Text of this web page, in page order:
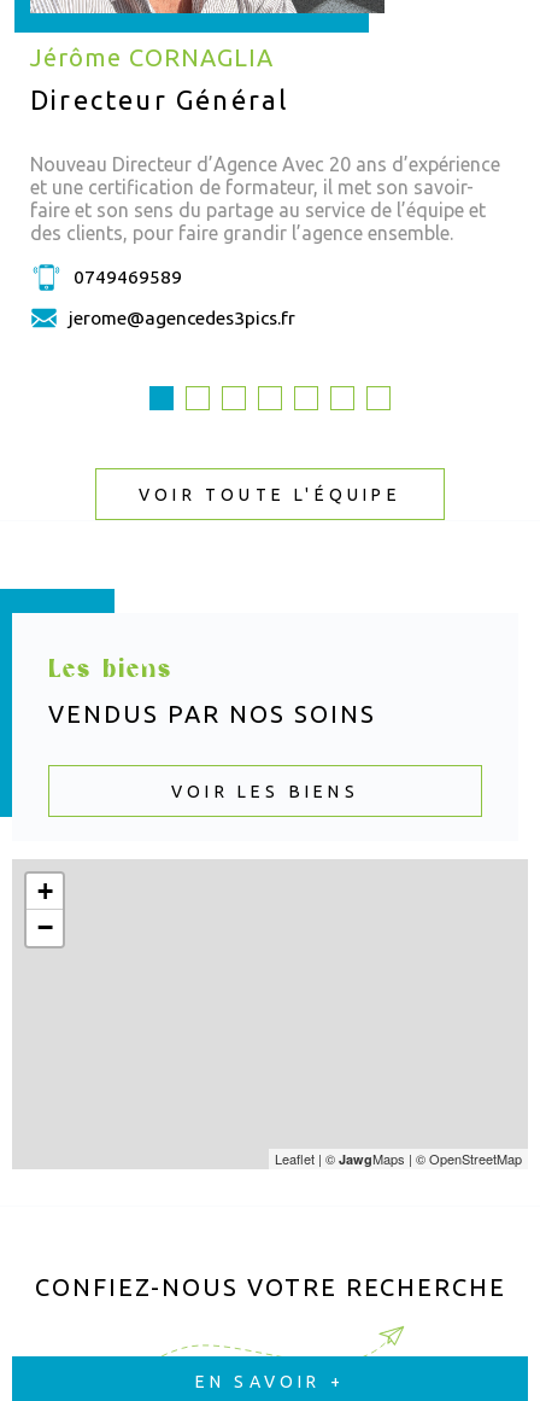
Jérôme CORNAGLIA
Directeur Général
Nouveau Directeur d’Agence Avec 20 ans d’expérience
et une certification de formateur, il met son savoir-
faire et son sens du partage au service de l’équipe et
des clients, pour faire grandir l’agence ensemble.
0749469589
jerome@agencedes3pics.fr
VOIR TOUTE L'ÉQUIPE
+
−
Leaflet | © JawgMaps | © OpenStreetMap
Les biens
VENDUS PAR NOS SOINS
VOIR LES BIENS
CONFIEZ-NOUS VOTRE RECHERCHE
EN SAVOIR +